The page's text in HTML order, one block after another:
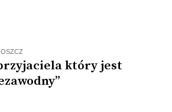
który jest